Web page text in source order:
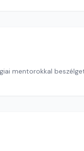
mentorokkal